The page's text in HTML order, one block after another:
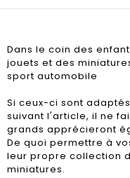
Dans le coin des
jouets et des
sport automobile
Si ceux-ci sont
suivant l'article, il ne
grands apprécieront
De quoi permettre à
leur propre collection
miniatures.